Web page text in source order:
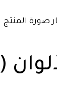
(1)